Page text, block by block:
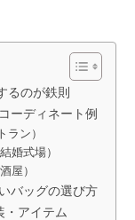
るのが鉄則
ーディネート例
ン）
婚式場）
屋）
バッグの選び方
・アイテム